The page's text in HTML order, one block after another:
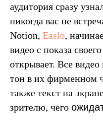
аудитория сразу
никогда вас не
Notion, Easlo,
видео с показа
открывает. Все
тон в их фирменном
также текст на
зрителю, чего